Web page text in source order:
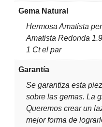
Gema Natural
Hermosa Amatista
Amatista Redonda
1 Ct el par
Garantía
Se garantiza esta
sobre las gemas. La
Queremos crear un
mejor forma de